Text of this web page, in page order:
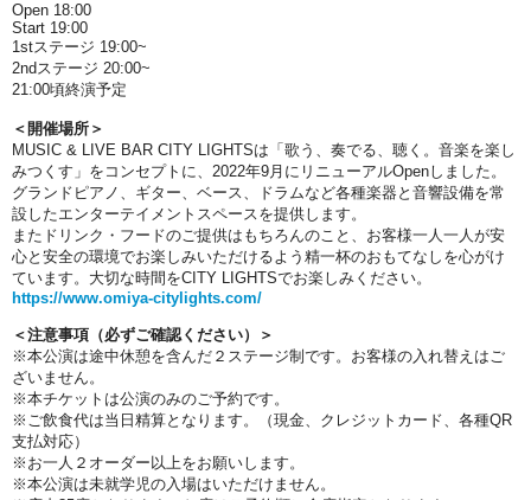
Open 18:00
Start 19:00
1stステージ 19:00~
2ndステージ 20:00~
21:00頃終演予定
＜開催場所＞
MUSIC & LIVE BAR CITY LIGHTSは「歌う、奏でる、聴く。音楽を楽し
みつくす」をコンセプトに、2022年9月にリニューアルOpenしました。
グランドピアノ、ギター、ベース、ドラムなど各種楽器と音響設備を常
設したエンターテイメントスペースを提供します。
またドリンク・フードのご提供はもちろんのこと、お客様一人一人が安
心と安全の環境でお楽しみいただけるよう精一杯のおもてなしを心がけ
ています。大切な時間をCITY LIGHTSでお楽しみください。
https://www.omiya-citylights.com/
＜注意事項（必ずご確認ください）＞
※本公演は途中休憩を含んだ２ステージ制です。お客様の入れ替えはご
ざいません。
※本チケットは公演のみのご予約です。
※ご飲食代は当日精算となります。（現金、クレジットカード、各種QR
支払対応）
※お一人２オーダー以上をお願いします。
※本公演は未就学児の入場はいただけません。